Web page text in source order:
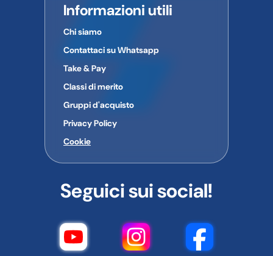
Informazioni utili
Chi siamo
Contattaci su Whatsapp
Take & Pay
Classi di merito
Gruppi d'acquisto
Privacy Policy
Cookie
Seguici sui social!